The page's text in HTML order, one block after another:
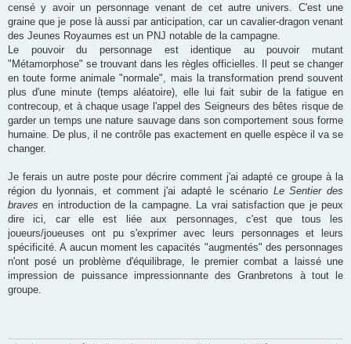
censé y avoir un personnage venant de cet autre univers. C'est une
graine que je pose là aussi par anticipation, car un cavalier-dragon venant
des Jeunes Royaumes est un PNJ notable de la campagne.
Le pouvoir du personnage est identique au pouvoir mutant
"Métamorphose" se trouvant dans les règles officielles. Il peut se changer
en toute forme animale "normale", mais la transformation prend souvent
plus d'une minute (temps aléatoire), elle lui fait subir de la fatigue en
contrecoup, et à chaque usage l'appel des Seigneurs des bêtes risque de
garder un temps une nature sauvage dans son comportement sous forme
humaine. De plus, il ne contrôle pas exactement en quelle espèce il va se
changer.
Je ferais un autre poste pour décrire comment j'ai adapté ce groupe à la
région du lyonnais, et comment j'ai adapté le scénario Le Sentier des
bravesen introduction de la campagne. La vrai satisfaction que je peux
dire ici, car elle est liée aux personnages, c'est que tous les
joueurs/joueuses ont pu s'exprimer avec leurs personnages et leurs
spécificité. A aucun moment les capacités "augmentés" des personnages
n'ont posé un problème d'équilibrage, le premier combat a laissé une
impression de puissance impressionnante des Granbretons à tout le
groupe.